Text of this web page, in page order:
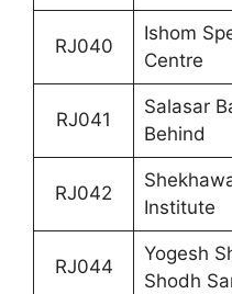
RJ040
Ishom
Centre
RJ041
Salasar
Behind
RJ042
Institute
RJ044
Yogesh
Shodh